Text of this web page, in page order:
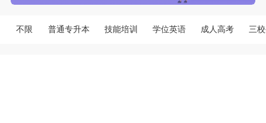
不限 普通专升本 技能培训 学位英语 成人高考 三